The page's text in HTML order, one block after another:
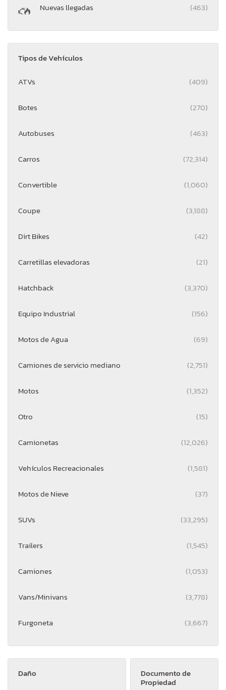
Nuevas llegadas (463)
Tipos de Vehículos
ATVs (409)
Botes (270)
Autobuses (463)
Carros (72,314)
Convertible (1,060)
Coupe (3,188)
Dirt Bikes (42)
Carretillas elevadoras (21)
Hatchback (3,370)
Equipo Industrial (156)
Motos de Agua (69)
Camiones de servicio mediano (2,751)
Motos (1,352)
Otro (15)
Camionetas (12,026)
Vehículos Recreacionales (1,581)
Motos de Nieve (37)
SUVs (33,295)
Trailers (1,545)
Camiones (1,053)
Vans/Minivans (3,778)
Furgoneta (3,667)
Daño Documento de
Propiedad